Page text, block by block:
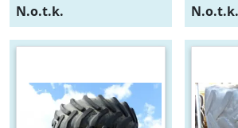
N.o.t.k.
N.o.t.k.